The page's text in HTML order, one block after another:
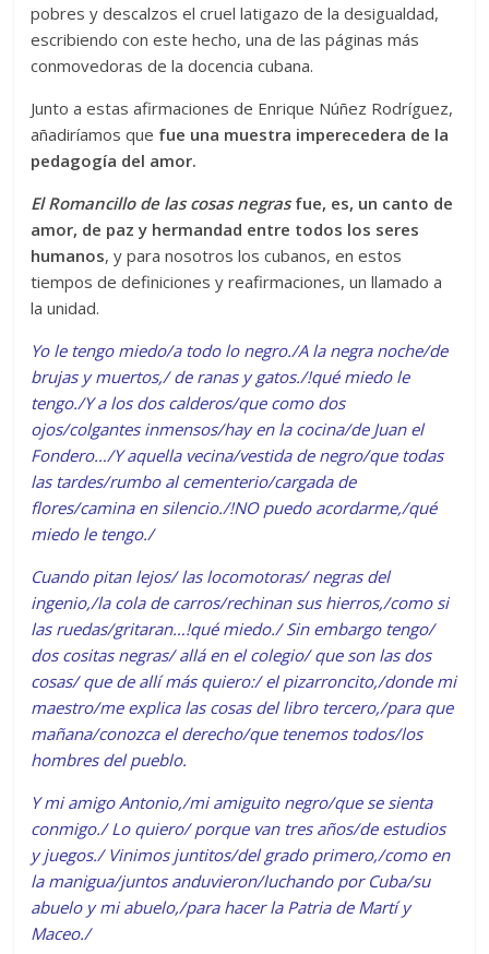
pobres y descalzos el cruel latigazo de la desigualdad,
escribiendo con este hecho, una de las páginas más
conmovedoras de la docencia cubana.
Junto a estas afirmaciones de Enrique Núñez Rodríguez,
añadiríamos que fue una muestra imperecedera de la
pedagogía del amor.
El Romancillo de las cosas negrasfue, es, un canto de
amor, de paz y hermandad entre todos los seres
humanos, y para nosotros los cubanos, en estos
tiempos de definiciones y reafirmaciones, un llamado a
la unidad.
Yo le tengo miedo/a todo lo negro./A la negra noche/de
brujas y muertos,/ de ranas y gatos./!qué miedo le
tengo./Y a los dos calderos/que como dos
ojos/colgantes inmensos/hay en la cocina/de Juan el
Fondero…/Y aquella vecina/vestida de negro/que todas
las tardes/rumbo al cementerio/cargada de
flores/camina en silencio./!NO puedo acordarme,/qué
miedo le tengo./
Cuando pitan lejos/ las locomotoras/ negras del
ingenio,/la cola de carros/rechinan sus hierros,/como si
las ruedas/gritaran…!qué miedo./ Sin embargo tengo/
dos cositas negras/ allá en el colegio/ que son las dos
cosas/ que de allí más quiero:/ el pizarroncito,/donde mi
maestro/me explica las cosas del libro tercero,/para que
mañana/conozca el derecho/que tenemos todos/los
hombres del pueblo.
Y mi amigo Antonio,/mi amiguito negro/que se sienta
conmigo./ Lo quiero/ porque van tres años/de estudios
y juegos./ Vinimos juntitos/del grado primero,/como en
la manigua/juntos anduvieron/luchando por Cuba/su
abuelo y mi abuelo,/para hacer la Patria de Martí y
Maceo./